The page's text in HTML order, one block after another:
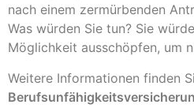
nach einem zermürbenden
Was würden Sie tun? Sie
Möglichkeit ausschöpfen, um
Weitere Informationen finden